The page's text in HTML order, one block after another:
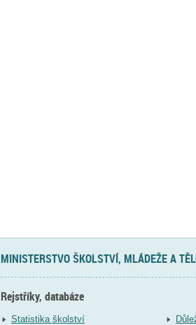
MINISTERSTVO ŠKOLSTVÍ, MLÁDEŽE A
Rejstříky, databáze
Statistika školství